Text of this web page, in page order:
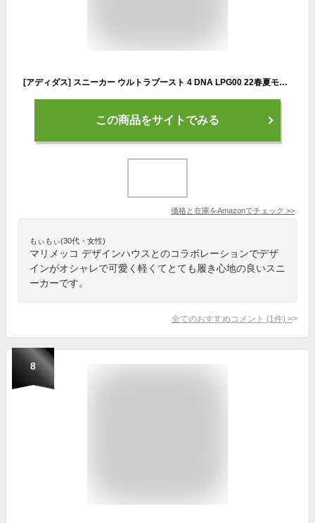
[アディダス] スニーカー ウルトラブースト 4 DNA LPG00 22春夏モデル レディース フットウェアホワイト/フットウェアホワイト/パールシトリン(GW8567) 23.5 cm
この商品をサイトでみる
価格と在庫をAmazonでチェック >>
もぃもぃ(30代・女性)
マリメッコ デザインハウスとのコラボレーションでデザ
インがオシャレで可愛く軽くてとても履き心地の良いスニ
ーカーです。
全てのおすすめコメント (1 件) >
8